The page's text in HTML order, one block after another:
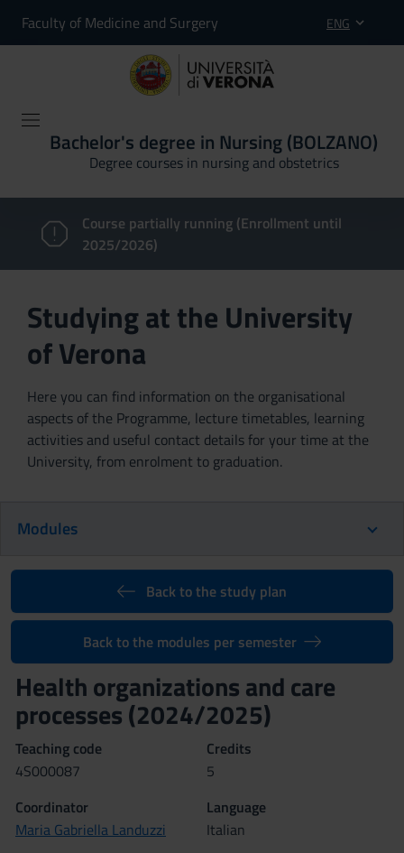
Faculty of Medicine and Surgery ENG
Bachelor's degree in Nursing (BOLZANO)
Degree courses in nursing and obstetrics
Course partially running (Enrollment until
2025/2026)
Studying at the University
of Verona
Here you can find information on the organisational
aspects of the Programme, lecture timetables, learning
activities and useful contact details for your time at the
University, from enrolment to graduation.
Modules
Back to the study plan
Back to the modules per semester
Health organizations and care
processes (2024/2025)
Teaching code
4S000087
Credits
5
Coordinator
Maria Gabriella Landuzzi
Language
Italian